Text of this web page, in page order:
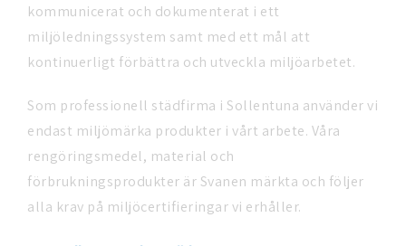
kommunicerat och dokumenterat i ett
miljöledningssystem samt med ett mål att
kontinuerligt förbättra och utveckla miljöarbetet.
Som professionell städfirma i Sollentuna använder vi
endast miljömärka produkter i vårt arbete. Våra
rengöringsmedel, material och
förbrukningsprodukter är Svanen märkta och följer
alla krav på miljöcertifieringar vi erhåller.